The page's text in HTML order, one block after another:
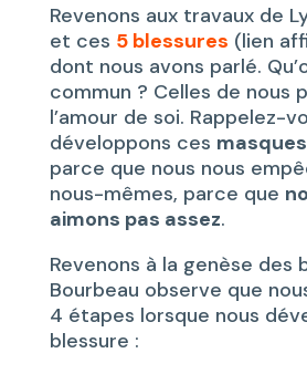
Revenons aux travaux de
et ces 5 blessures (lien
dont nous avons parlé.
commun ? Celles de nous
l’amour de soi. Rappelez-
développons ces
parce que nous nous
nous-mêmes, parce que
aimons pas assez.
Revenons à la genèse des
Bourbeau observe que
4 étapes lorsque nous
blessure :